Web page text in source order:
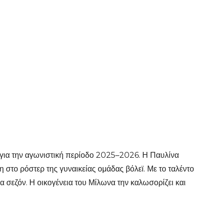
την αγωνιστική περίοδο 2025–2026. Η Παυλίνα
ρόστερ της γυναικείας ομάδας βόλεϊ. Με το ταλέντο
Η οικογένεια του Μίλωνα την καλωσορίζει και